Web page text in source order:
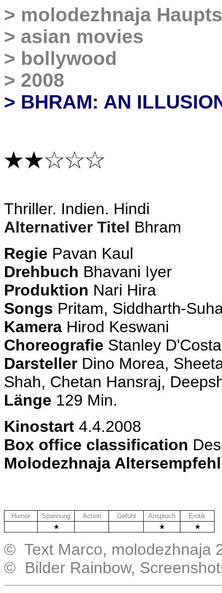
> molodezhnaja
> asian movies
> bollywood
> 2008
> BHRAM: AN
Thriller. Indien. Hindi
Alternativer Titel Bhram
Regie Pavan Kaul
Drehbuch Bhavani Iyer
Produktion Nari Hira
Songs Pritam, Siddharth-
Kamera Hirod Keswani
Choreografie Stanley D'Costa
Darsteller Dino Morea,
Shah, Chetan Hansraj,
Länge 129 Min.
Kinostart 4.4.2008
Box office classification
Molodezhnaja
Humor Spannung Action Gefühl Anspruch
Erotik
© Text Marco, molodezhnaja
© Bilder Rainbow,